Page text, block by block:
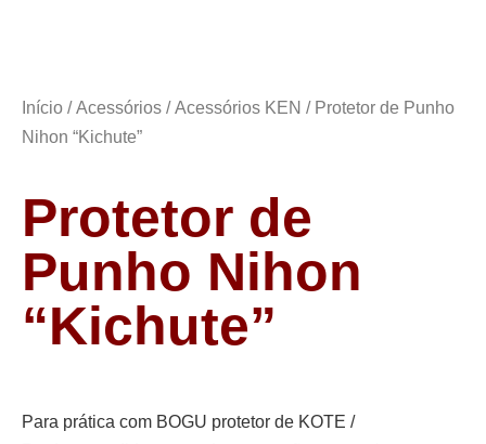
Início /Acessórios /Acessórios KEN / Protetor de Punho
Nihon “Kichute”
Protetor de
Punho Nihon
“Kichute”
Para prática com BOGU protetor de KOTE /